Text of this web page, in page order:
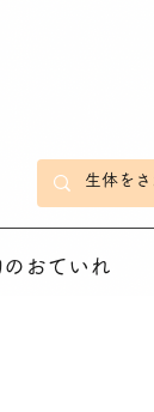
おていれ